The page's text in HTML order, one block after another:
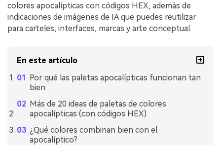
colores apocalípticas con códigos HEX, además de
indicaciones de imágenes de IA que puedes reutilizar
para carteles, interfaces, marcas y arte conceptual.
En este artículo
Por qué las paletas apocalípticas funcionan tan
bien
Más de 20 ideas de paletas de colores
apocalípticas (con códigos HEX)
¿Qué colores combinan bien con el
apocalíptico?